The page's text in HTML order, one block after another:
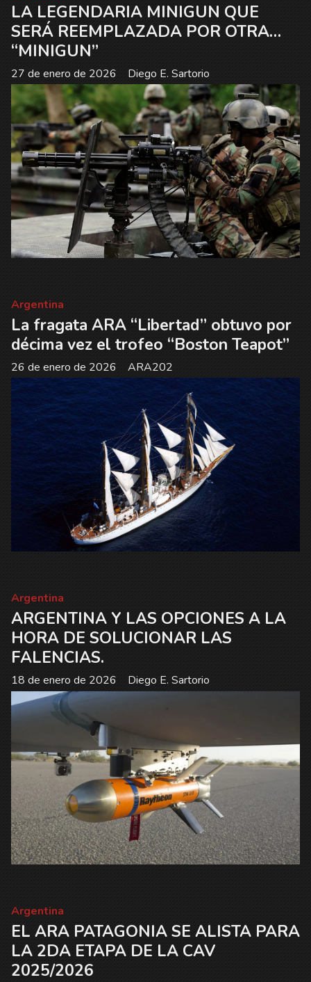
LA LEGENDARIA MINIGUN QUE
SERÁ REEMPLAZADA POR OTRA…
“MINIGUN”
Diego E. Sartorio
27 de enero de 2026
La fragata ARA “Libertad” obtuvo por
décima vez el trofeo “Boston Teapot”
ARA202
Argentina
26 de enero de 2026
ARGENTINA Y LAS OPCIONES A LA
HORA DE SOLUCIONAR LAS
FALENCIAS.
Diego E. Sartorio
Argentina
18 de enero de 2026
EL ARA PATAGONIA SE ALISTA PARA
LA 2DA ETAPA DE LA CAV
2025/2026
Argentina